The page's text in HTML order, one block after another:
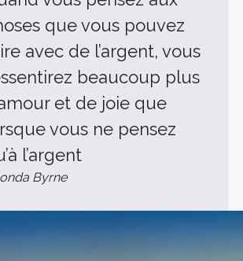
que vous pouvez
avec de l’argent, vous
beaucoup plus
et de joie que
vous ne pensez
l’argent
Byrne